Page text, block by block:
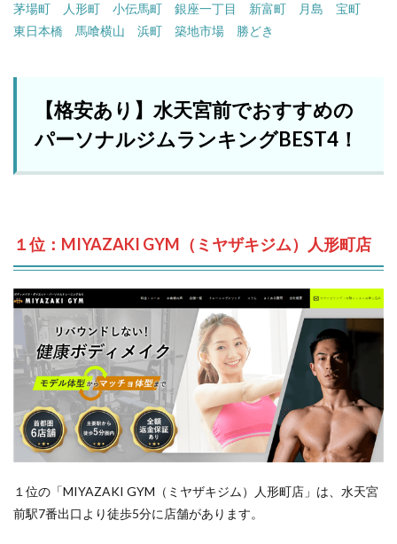
茅場町
人形町 小伝馬町 銀座一丁目 新富町 月島
宝町
東日本橋
馬喰横山 浜町 築地市場 勝どき
【格安あり】水天宮前でおすすめの
パーソナルジムランキングBEST4！
１位：MIYAZAKI GYM（ミヤザキジム）人形町店
１位の「MIYAZAKI GYM（ミヤザキジム）人形町店」は、水天宮
前駅7番出口より徒歩5分に店舗があります。